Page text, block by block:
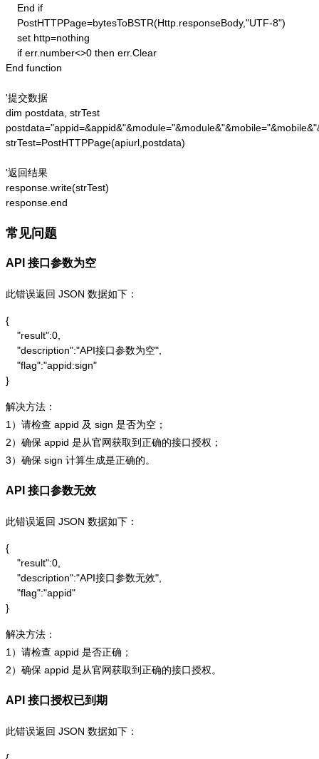
    End if
    PostHTTPPage=bytesToBSTR(Http.responseBody,"UTF-8")
    set http=nothing
    if err.number<>0 then err.Clear
End function
'提交数据
dim postdata, strTest
strTest=PostHTTPPage(apiurl,postdata)
'返回结果
response.write(strTest)
response.end
常见问题
API 接口参数为空
此错误返回 JSON 数据如下：
{
    "result":0,
    "description":"API接口参数为空",
    "flag":"appid:sign"
}
解决方法：
1）请检查 appid 及 sign 是否为空；
2）确保 appid 是从官网获取到正确的接口授权；
3）确保 sign 计算生成是正确的。
API 接口参数无效
此错误返回 JSON 数据如下：
{
    "result":0,
    "description":"API接口参数无效",
    "flag":"appid"
}
解决方法：
1）请检查 appid 是否正确；
2）确保 appid 是从官网获取到正确的接口授权。
API 接口授权已到期
此错误返回 JSON 数据如下：